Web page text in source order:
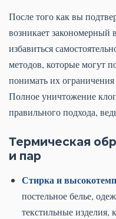
После того как вы
возникает закономерный
избавиться
методов, которые могут
понимать их
Полное уничтожение
правильного подхода,
Термическая
и пар
Стирка и
постельное белье,
текстильные изделия,